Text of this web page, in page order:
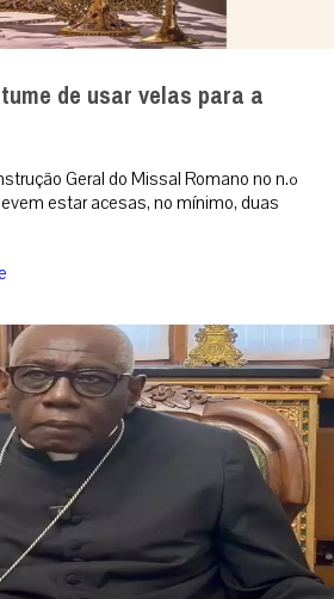
de usar velas para a
Geral do Missal Romano no n.º
estar acesas, no mínimo, duas